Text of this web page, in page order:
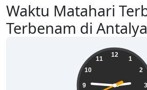
Waktu Matahari
Terbenam di
12
1
2
3
9
10
11